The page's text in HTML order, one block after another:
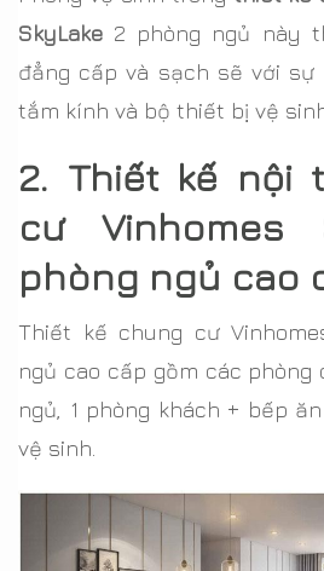
SkyLake 2 phòng ngủ này
đẳng cấp và sạch sẽ với sự
tắm kính và bộ thiết bị vệ
2. Thiết kế nội
cư Vinhomes
phòng ngủ cao
Thiết kế chung cư
ngủ cao cấp gồm các phòng
ngủ, 1 phòng khách + bếp
vệ sinh.